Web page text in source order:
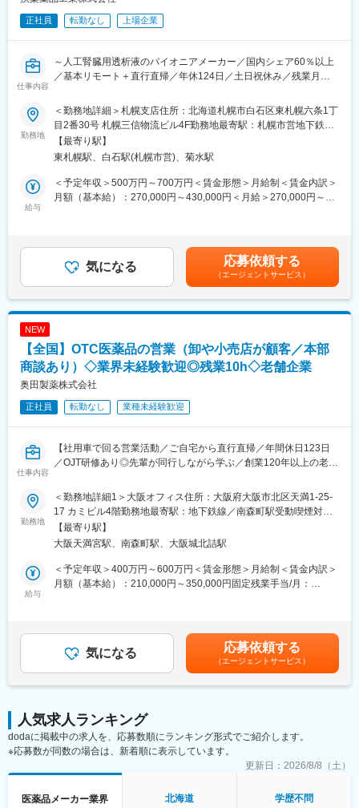
・「この薬すごく効き目があって良かったよ。」「こないだのリ
ンゴ酢美味しかった！ちょうどまた買おうと思ってたの。来てく
りがいです。
品です。
を身につけます。
・入社2週間～1カ月 ： 先輩社員に同行し、仕事の流れを学びま
キルを習得します。
・入社1カ月以降 ： 慣れてきたら独り立ち。既存のお客様をメイ
ンに訪問します。
★困ったら先輩社員に相談しやすい雰囲気です！
＜専門資格を取得できる＞
・入社後は、医薬品販売の専門知識を身につけるために、登録販
・資格取得後は、資格手当として給与にも反映されます。
・残業20h以内
■やりがい：
・最近、健康のことで困っていることがないかなど、親身にお話
献することができます。
・「この薬すごく効き目があって良かったよ。」「こないだのリ
れてありがとう。」など、「ありがとう」という言葉が一番のや
りがいです。
変更の範囲：会社の定める業務
正社員 転勤なし 上場企業
仕事内容
～人工腎臓用透析液のパイオニアメーカー／国内シェア60％以上
／基本リモート＋直行直帰／年休124日／土日祝休み／残業月平
■職務内容：
人工腎臓用透析液などを中心とした、医薬品メーカーである当社
での営業職をお任せします。
総合病院の腎臓内科、泌尿器系内科や個人病院、血液透析室、
ICU等を対象に医薬品情報を提供し、導入を勧めます。
医師や臨床工学技士・看護師と信頼を築きながら、製品の特徴を
アピールしていただきます。
■働き方魅力：
リモートワーク（在宅勤務）＋主に北海道のお客様先に直行直帰
（社用車使用）で、裁量大きく自由度高く取り組んでいただけま
後は拠点にて、先輩上司とのOJTや営業同行を行い営業手法を身
に付けます。
本配属後も週1回程度、札幌支店に出し、会議にて情報共有・ノウ
ハウ共有をしていただきます。
評価する制度を導入しました。
ゆくゆくは主任、係長、課長代理とキャリアを描くことができ、
またキャリア支援として、社内研修や外部セミナー、学会参加も
可能です。
■当社の魅力：
◎日本で先駆けて透析液の開発業務に着手。現在は人工腎臓用透
析液のパイオニアとして不動の地位を確立しており、50％以上の
シェアを獲得しています。
販売、自己組織化ペプチドを用いた止血材の開発など、最先端技
術を駆使して「人々の健康への願い」に貢献しています。
た。現在、透析療法は驚異的な発展普及を遂げ、需要も高まって
います。
また当社は、研究開発センターを中心に国内外の大学や研究機関
との強力な連携によりバイオ技術をも駆使した新しい医療ニーズ
に対応した、より良い製品の創出に努めています。
勤務地
＜勤務地詳細＞札幌支店住所：北海道札幌市白石区東札幌六条1丁
目2番30号 札幌三信物流ビル4F勤務地最寄駅：札幌市営地下鉄東
西線／東札幌駅受動喫煙対策：屋内全面禁煙
【最寄り駅】
東札幌駅、白石駅(札幌市営)、菊水駅
給与
＜予定年収＞500万円～700万円＜賃金形態＞月給制＜賃金内訳＞
月額（基本給）：270,000円～430,000円＜月給＞270,000円～
残業代は時間に応じて別途支給賃金はあくまでも目安の金額であ
り、選考を通じて上下する可能性があります。月給(月額)は固定手
気になる 応募依頼する
（エージェントサービス）
NEW
【全国】OTC医薬品の営業（卸や小売店が顧客／本部
商談あり）◇業界未経験歓迎◎残業10h◇老舗企業
奥田製薬株式会社
正社員 転勤なし 業種未経験歓迎
仕事内容
【社用車で回る営業活動／ご自宅から直行直帰／年間休日123日
／OJT研修あり◎先輩が同行しながら学ぶ／創業120年以上の老舗
■業務内容：
医薬品卸やドラッグストア本部に対し、OTC医薬品の新商品提案
や販売促進施策の企画・提案営業をお任せします。
営業先は既存取引先が主となりますが、新規先開拓も積極的に行
います。
＜詳細＞
・販売促進施策の企画・提案
・本部バイヤーとの商談・関係構築
・既存取引先への深耕営業
＜取扱商材＞
現在はOTC医薬品が中心で、内服固形剤（鎮痛薬など）、外用剤
（点鼻薬、虫刺され薬など）のNB品・PB品を取り扱っていま
可能性もあります。
勤務地
＜勤務地詳細1＞大阪オフィス住所：大阪府大阪市北区天満1-25-
17 カミビル4階勤務地最寄駅：地下鉄線／南森町駅受動喫煙対
策：敷地内全面禁煙＜勤務地詳細2＞全国住所：自宅から直行直帰
です 受動喫煙対策：屋内全面禁煙変更の範囲：無
【最寄り駅】
大阪天満宮駅、南森町駅、大阪城北詰駅
給与
＜予定年収＞400万円～600万円＜賃金形態＞月給制＜賃金内訳＞
月額（基本給）：210,000円～350,000円固定残業手当/月：
給与詳細は、あくまでも目安の金額であり、選考を通じて上下す
る可能性があります。■昇給：年1回（0.50％～1.00％）■賞与：
年2回（計3ヵ月分以上）賃金はあくまでも目安の金額であり、選
考を通じて上下する可能性があります。月給(月額)は固定手当を含
気になる 応募依頼する
（エージェントサービス）
人気求人ランキング
dodaに掲載中の求人を、応募数順にランキング形式でご紹介します。
※応募数が同数の場合は、新着順に表示しています。
更新日： 2026/8/8（土）
医薬品メーカー業界 北海道 学歴不問